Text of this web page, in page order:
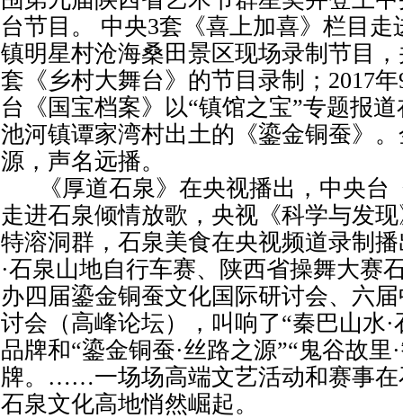
台节目。 中央3套《喜上加喜》栏目
镇明星村沧海桑田景区现场录制节目
套《乡村大舞台》的节目录制；2017
台《国宝档案》以“镇馆之宝”专题报
池河镇谭家湾村出土的《鎏金铜蚕》
源，声名远播。
《厚道石泉》在央视播出，中央台
走进石泉倾情放歌，央视《科学与发
特溶洞群，石泉美食在央视频道录制
·石泉山地自行车赛、陕西省操舞大赛
办四届鎏金铜蚕文化国际研讨会、六
讨会（高峰论坛），叫响了“秦巴山水
品牌和“鎏金铜蚕·丝路之源”“鬼谷故里
牌。……一场场高端文艺活动和赛事在
石泉文化高地悄然崛起。